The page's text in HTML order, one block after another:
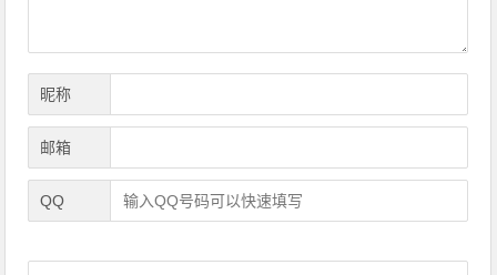
昵称
邮箱
QQ